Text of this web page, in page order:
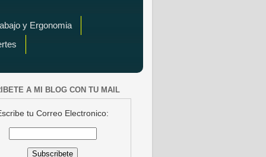
y Ergonomia
A MI BLOG CON TU MAIL
tu Correo Electronico: